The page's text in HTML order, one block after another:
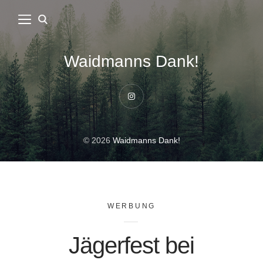
Waidmanns Dank!
Instagram
© 2026Waidmanns Dank!
WERBUNG
Jägerfest bei